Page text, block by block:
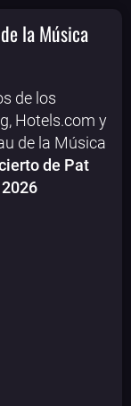
la Música
de los
Hotels.com y
de la Música
de Pat